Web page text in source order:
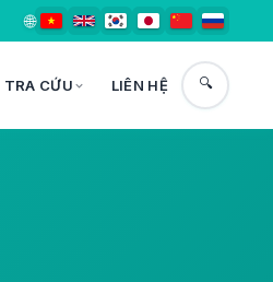
🌐
TRA CỨU LIÊN HỆ 🔍